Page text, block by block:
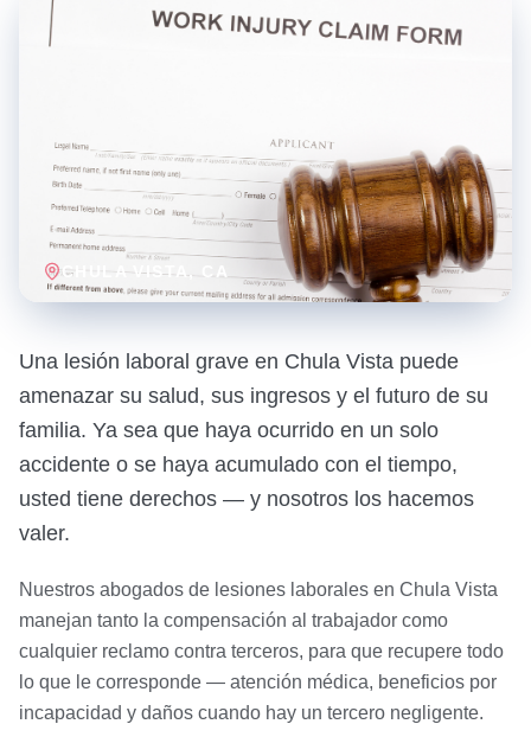
CHULA VISTA, CA
Una lesión laboral grave en Chula Vista puede
amenazar su salud, sus ingresos y el futuro de su
familia. Ya sea que haya ocurrido en un solo
accidente o se haya acumulado con el tiempo,
usted tiene derechos — y nosotros los hacemos
valer.
Nuestros abogados de lesiones laborales en Chula Vista
manejan tanto la compensación al trabajador como
cualquier reclamo contra terceros, para que recupere todo
lo que le corresponde — atención médica, beneficios por
incapacidad y daños cuando hay un tercero negligente.